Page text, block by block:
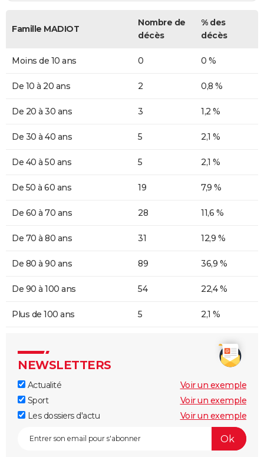
Famille MADIOT
Nombre de
décès
% des
décès
Moins de 10 ans 0 0 %
De 10 à 20 ans 2 0,8 %
De 20 à 30 ans 3 1,2 %
De 30 à 40 ans 5 2,1 %
De 40 à 50 ans 5 2,1 %
De 50 à 60 ans 19 7,9 %
De 60 à 70 ans 28 11,6 %
De 70 à 80 ans 31 12,9 %
De 80 à 90 ans 89 36,9 %
De 90 à 100 ans 54 22,4 %
Plus de 100 ans 5 2,1 %
NEWSLETTERS
Actualité
Voir un exemple
Sport
Voir un exemple
Les dossiers d'actu
Voir un exemple